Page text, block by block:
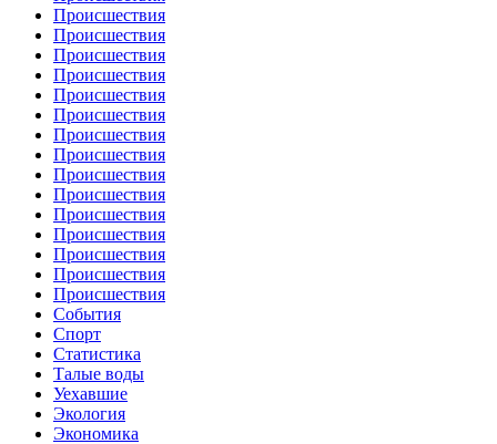
Происшествия
Происшествия
Происшествия
Происшествия
Происшествия
Происшествия
Происшествия
Происшествия
Происшествия
Происшествия
Происшествия
Происшествия
Происшествия
Происшествия
Происшествия
События
Спорт
Статистика
Талые воды
Уехавшие
Экология
Экономика